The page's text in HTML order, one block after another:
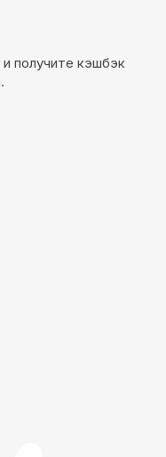
получите кэшбэк